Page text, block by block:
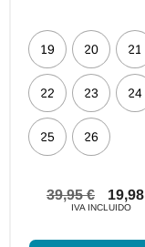
19 20 21
22 23 24
25 26
39,95€ 19,98
IVA INCLUIDO